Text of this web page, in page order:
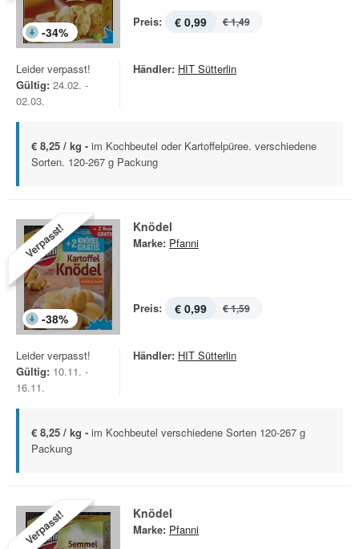
-34%
Preis: € 0,99 € 1,49
Leider verpasst!
Gültig: 24.02. -
02.03.
Händler: HIT Sütterlin
€ 8,25 / kg - im Kochbeutel oder Kartoffelpüree. verschiedene
Sorten. 120-267 g Packung
Verpasst!
-38%
Knödel
Marke: Pfanni
Preis: € 0,99 € 1,59
Leider verpasst!
Gültig: 10.11. -
16.11.
Händler: HIT Sütterlin
€ 8,25 / kg - im Kochbeutel verschiedene Sorten 120-267 g
Packung
Verpasst! Knödel
Marke: Pfanni